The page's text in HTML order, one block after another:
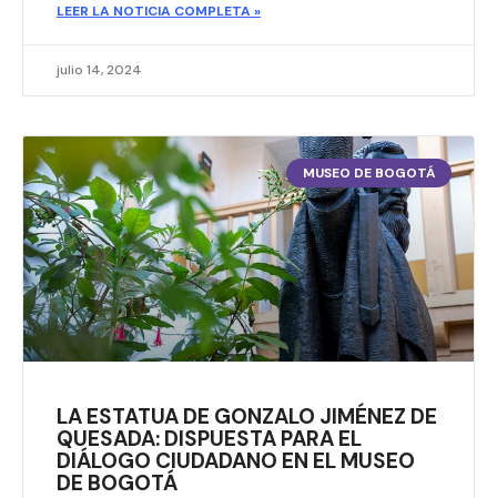
LEER LA NOTICIA COMPLETA »
julio 14, 2024
MUSEO DE BOGOTÁ
LA ESTATUA DE GONZALO JIMÉNEZ DE
QUESADA: DISPUESTA PARA EL
DIÁLOGO CIUDADANO EN EL MUSEO
DE BOGOTÁ